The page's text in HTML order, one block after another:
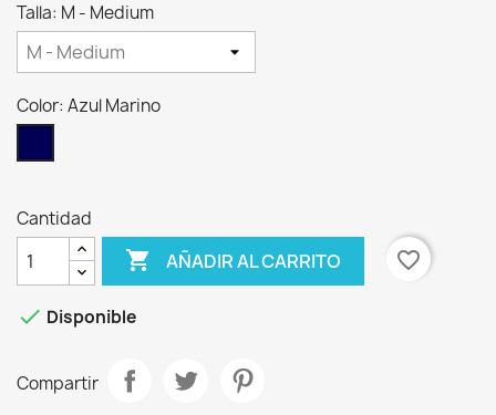
Talla: M - Medium
Color: Azul Marino
Marino
Cantidad
 AÑADIR AL CARRITO favorite_border
 Disponible
Compartir